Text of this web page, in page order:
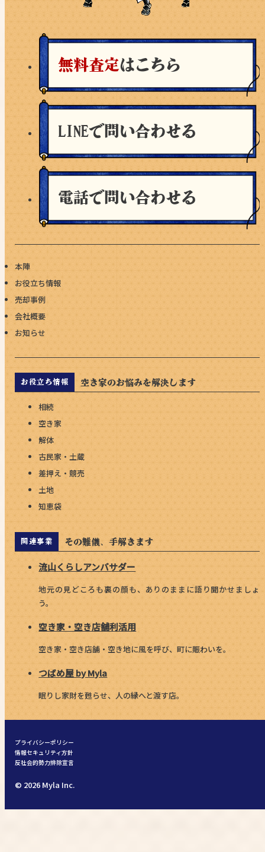
無料査定はこちら
LINEで問い合わせる
電話で問い合わせる
本陣
お役立ち情報
売却事例
会社概要
お知らせ
お役立ち情報 空き家のお悩みを解決します
相続
空き家
解体
古民家・土蔵
差押え・競売
土地
知恵袋
関連事業 その難儀、手解きます
流山くらしアンバサダー
地元の見どころも裏の顔も、ありのままに語り聞かせましょ
う。
空き家・空き店舗利活用
空き家・空き店舗・空き地に風を呼び、町に賑わいを。
つばめ屋 by Myla
眠りし家財を甦らせ、人の縁へと渡す店。
プライバシーポリシー
情報セキュリティ方針
反社会的勢力排除宣言
© 2026 Myla Inc.